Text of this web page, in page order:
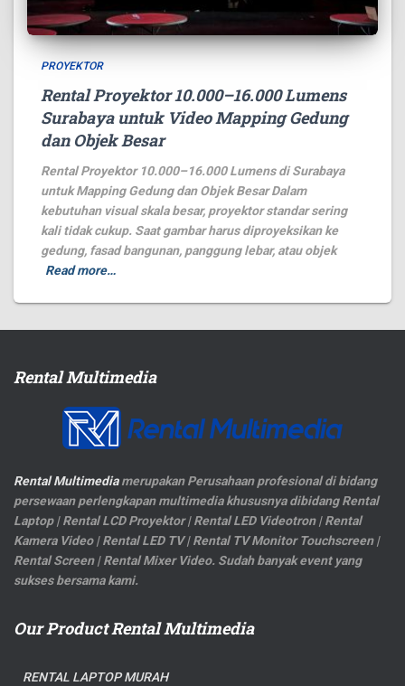
PROYEKTOR
Rental Proyektor 10.000–16.000 Lumens
Surabaya untuk Video Mapping Gedung
dan Objek Besar
Rental Proyektor 10.000–16.000 Lumens di Surabaya
untuk Mapping Gedung dan Objek Besar Dalam
kebutuhan visual skala besar, proyektor standar sering
kali tidak cukup. Saat gambar harus diproyeksikan ke
gedung, fasad bangunan, panggung lebar, atau objek
Read more…
Rental Multimedia
Rental Multimediamerupakan Perusahaan profesional di bidang
persewaan perlengkapan multimedia khususnya dibidang Rental
Laptop | Rental LCD Proyektor | Rental LED Videotron | Rental
Kamera Video | Rental LED TV | Rental TV Monitor Touchscreen |
Rental Screen | Rental Mixer Video. Sudah banyak event yang
sukses bersama kami.
Our Product Rental Multimedia
RENTAL LAPTOP MURAH